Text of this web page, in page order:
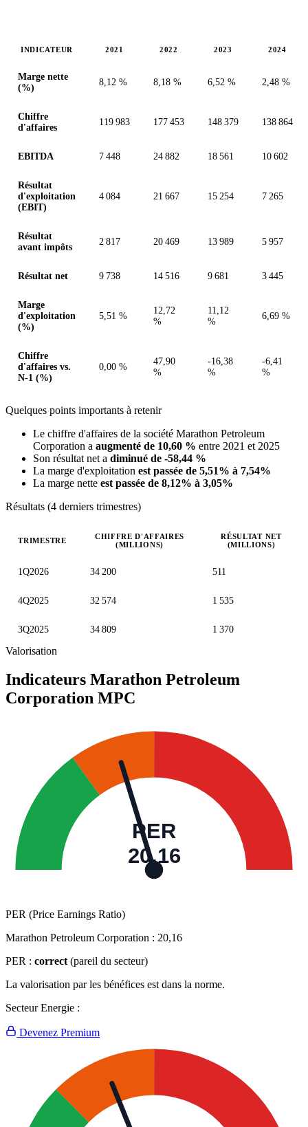
INDICATEUR 2021 2022 2023 2024
Marge nette
(%)
8,12 % 8,18 % 6,52 % 2,48 %
Chiffre
d'affaires
119 983 177 453 148 379 138 864
EBITDA 7 448 24 882 18 561 10 602
Résultat
d'exploitation
(EBIT)
4 084 21 667 15 254 7 265
Résultat
avant impôts
2 817 20 469 13 989 5 957
Résultat net 9 738 14 516 9 681 3 445
Marge
d'exploitation
(%)
5,51 %
12,72
%
11,12
%
6,69 %
Chiffre
d'affaires vs.
N-1 (%)
0,00 %
47,90
%
-16,38
%
-6,41
%
Quelques points importants à retenir
Le chiffre d'affaires de la société Marathon Petroleum
Corporation a augmenté de 10,60 % entre 2021 et 2025
Son résultat net a diminué de -58,44 %
La marge d'exploitation est passée de 5,51% à 7,54%
La marge nette est passée de 8,12% à 3,05%
Résultats (4 derniers trimestres)
TRIMESTRE
CHIFFRE D'AFFAIRES
(MILLIONS)
RÉSULTAT NET
(MILLIONS)
1Q2026 34 200 511
4Q2025 32 574 1 535
3Q2025 34 809 1 370
Valorisation
Indicateurs Marathon Petroleum
Corporation MPC
PER
20,16
PER (Price Earnings Ratio)
Marathon Petroleum Corporation : 20,16
PER : correct (pareil du secteur)
La valorisation par les bénéfices est dans la norme.
Secteur Energie :
Devenez Premium